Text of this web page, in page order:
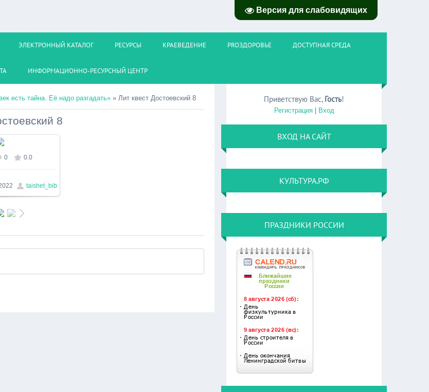
Версия для слабовидящих
ЭЛЕКТРОННЫЙ КАТАЛОГ РЕСУРСЫ КРАЕВЕДЕНИЕ PROЗДОРОВЬЕ ДОСТУПНАЯ СРЕДА
ИНФОРМАЦИОННО-РЕСУРСНЫЙ ЦЕНТР
есть тайна. Её надо разгадать» » Лит квест Достоевский 8
8
1024x768
0 0.0
taishet_bib
Приветствую Вас, Гость!
Регистрация| Вход
ВХОД НА САЙТ
КУЛЬТУРА.РФ
ПРАЗДНИКИ РОССИИ